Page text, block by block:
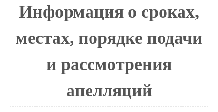
Центр «Точка роста»
Информация о сроках,
местах, порядке подачи
и рассмотрения
апелляций